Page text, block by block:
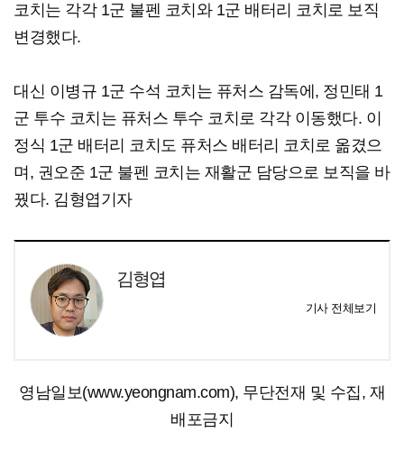
코치는 각각 1군 불펜 코치와 1군 배터리 코치로 보직
변경했다.
대신 이병규 1군 수석 코치는 퓨처스 감독에, 정민태 1
군 투수 코치는 퓨처스 투수 코치로 각각 이동했다. 이
정식 1군 배터리 코치도 퓨처스 배터리 코치로 옮겼으
며, 권오준 1군 불펜 코치는 재활군 담당으로 보직을 바
꿨다. 김형엽기자
김형엽
기사 전체보기
영남일보(www.yeongnam.com), 무단전재 및 수집, 재
배포금지